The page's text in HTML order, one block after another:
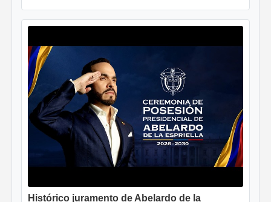
Histórico juramento de Abelardo de la